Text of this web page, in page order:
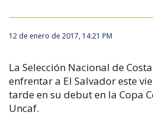
12 de enero de 2017, 14:21 PM
La Selección Nacional de
enfrentar a El Salvador este
tarde en su debut en la Copa
Uncaf.